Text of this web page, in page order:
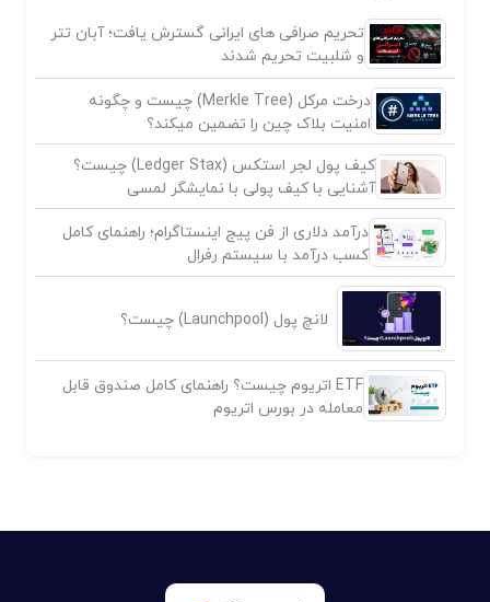
تحریم صرافی های ایرانی گسترش یافت؛ آبان تتر
و شلبیت تحریم شدند
درخت مرکل (Merkle Tree) چیست و چگونه
امنیت بلاک چین را تضمین میکند؟
کیف پول لجر استکس (Ledger Stax) چیست؟
آشنایی با کیف پولی با نمایشگر لمسی
درآمد دلاری از فن پیج اینستاگرام؛ راهنمای کامل
کسب درآمد با سیستم رفرال
لانچ پول (Launchpool) چیست؟
ETF اتریوم چیست؟ راهنمای کامل صندوق قابل
معامله در بورس اتریوم